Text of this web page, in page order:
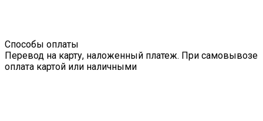
Способы оплаты
Перевод на карту, наложенный платеж. При самовывозе
оплата картой или наличными